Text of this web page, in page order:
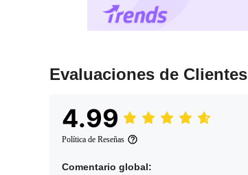
Evaluaciones de Clientes
4.99
Política de Reseñas
Comentario global: